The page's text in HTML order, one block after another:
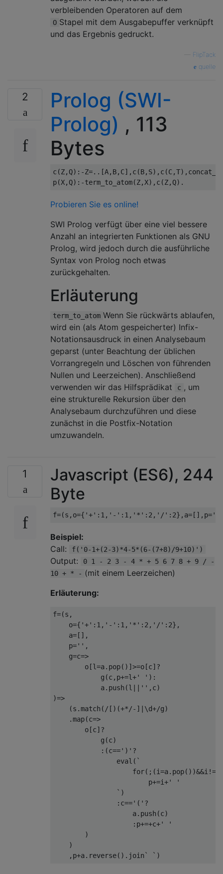
verbleibenden Operatoren auf dem
O Stapel mit dem Ausgabepuffer verknüpft
und das Ergebnis gedruckt.
FlipTack
quelle
2
Prolog (SWI-
Prolog) , 113
Bytes
c(Z,Q):-
Probieren Sie es online!
SWI Prolog verfügt über eine viel bessere
Anzahl an integrierten Funktionen als GNU
Prolog, wird jedoch durch die ausführliche
Syntax von Prolog noch etwas
zurückgehalten.
Erläuterung
term_to_atom Wenn Sie rückwärts ablaufen,
wird ein (als Atom gespeicherter) Infix-
Notationsausdruck in einen Analysebaum
geparst (unter Beachtung der üblichen
Vorrangregeln und Löschen von führenden
Nullen und Leerzeichen). Anschließend
verwenden wir das Hilfsprädikat
c , um
eine strukturelle Rekursion über den
Analysebaum durchzuführen und diese
zunächst in die Postfix-Notation
umzuwandeln.
1
Javascript (ES6), 244
Byte
Beispiel:
Call:
f('0-1+(2-3)*4-5*(6-(7+8)/9+10)')
Output:
0 1 - 2 3 - 4 * + 5 6 7 8 + 9 / -
10 + * - (mit einem Leerzeichen)
Erläuterung:
f=(s,
o={'+':1,'-':1,'*':2,'/':2},
a=[],
p='',
g=c=>
o[l=a.pop()]>=o[c]?
g(c,p+=l+' '):
a.push(l||'',c)
(s.match(/[)(+*/-]|\d+/g)
.map(c=>
o[c]?
g(c)
:(c==')'?
eval(`
p+=i+' '
:c=='('?
a.push(c)
:p+=+c+' '